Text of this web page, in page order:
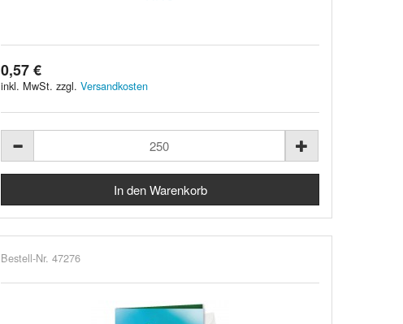
0,57 €
inkl. MwSt. zzgl.Versandkosten
Bestell-Nr. 47276